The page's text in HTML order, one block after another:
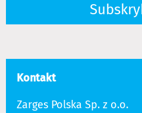
Kontakt
Zarges Polska Sp. z o.o.